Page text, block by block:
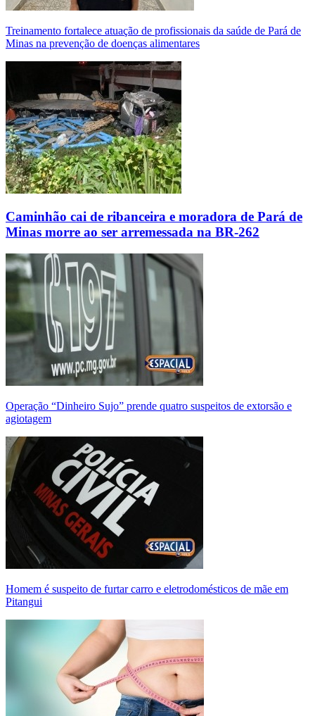
Treinamento fortalece atuação de profissionais da saúde de Pará de
Minas na prevenção de doenças alimentares
Caminhão cai de ribanceira e moradora de Pará de
Minas morre ao ser arremessada na BR-262
Operação “Dinheiro Sujo” prende quatro suspeitos de extorsão e
agiotagem
Homem é suspeito de furtar carro e eletrodomésticos de mãe em
Pitangui